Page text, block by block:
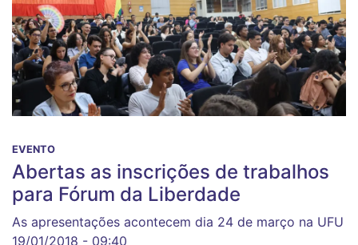
EVENTO
Abertas as inscrições de trabalhos
para Fórum da Liberdade
As apresentações acontecem dia 24 de março na UFU
19/01/2018 - 09:40